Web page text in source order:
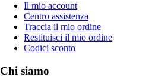
Il mio account
Centro assistenza
Traccia il mio ordine
Restituisci il mio ordine
Codici sconto
Chi siamo